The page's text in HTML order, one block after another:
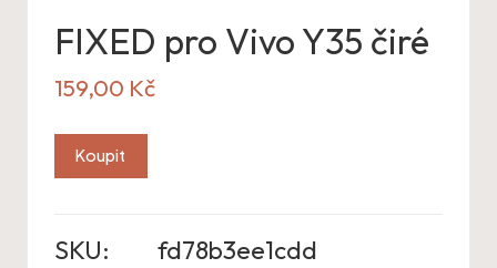
FIXED pro Vivo Y35 čiré
159,00 Kč
Koupit
SKU:
fd78b3ee1cdd